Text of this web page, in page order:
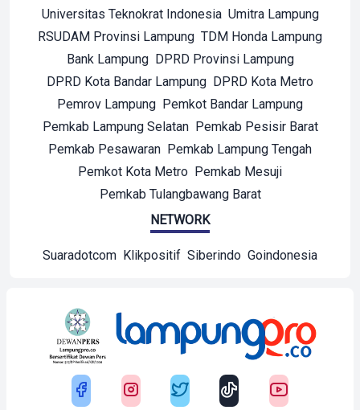
Universitas Teknokrat Indonesia Umitra Lampung
RSUDAM Provinsi Lampung TDM Honda Lampung
Bank Lampung DPRD Provinsi Lampung
DPRD Kota Bandar Lampung DPRD Kota Metro
Pemrov Lampung Pemkot Bandar Lampung
Pemkab Lampung Selatan Pemkab Pesisir Barat
Pemkab Pesawaran Pemkab Lampung Tengah
Pemkot Kota Metro Pemkab Mesuji
Pemkab Tulangbawang Barat
NETWORK
Suaradotcom Klikpositif Siberindo Goindonesia